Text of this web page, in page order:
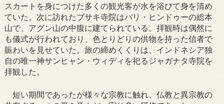
スカートを身につけた多くの観光客が水を浴びて身を清め
ていた。次に訪れたブサキ寺院はバリ・ヒンドゥーの総本
山で、アグン山の中腹に建てられている。拝観時は偶然に
も儀式が行われており、色とりどりの供物を持った信者で
賑わいを見せていた。旅の締めくくりは、インドネシア独
自の唯一神サンヒャン・ウィディを祀るジャガナタ寺院を
拝観した。
短い期間であったが様々な宗教に触れ、仏教と異宗教の